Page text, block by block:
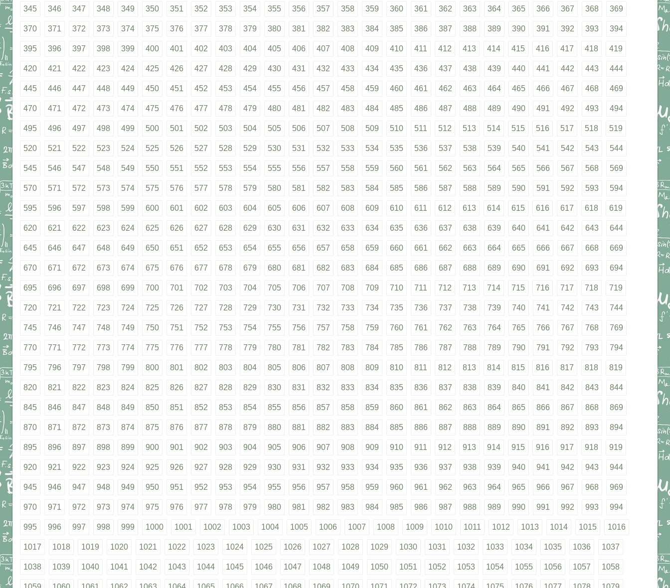
345 346 347 348 349 350 351 352 353 354 355 356 357 358 359 360 361 362 363 364 365 366 367 368 369
370 371 372 373 374 375 376 377 378 379 380 381 382 383 384 385 386 387 388 389 390 391 392 393 394
395 396 397 398 399 400 401 402 403 404 405 406 407 408 409 410 411 412 413 414 415 416 417 418 419
420 421 422 423 424 425 426 427 428 429 430 431 432 433 434 435 436 437 438 439 440 441 442 443 444
445 446 447 448 449 450 451 452 453 454 455 456 457 458 459 460 461 462 463 464 465 466 467 468 469
470 471 472 473 474 475 476 477 478 479 480 481 482 483 484 485 486 487 488 489 490 491 492 493 494
495 496 497 498 499 500 501 502 503 504 505 506 507 508 509 510 511 512 513 514 515 516 517 518 519
520 521 522 523 524 525 526 527 528 529 530 531 532 533 534 535 536 537 538 539 540 541 542 543 544
545 546 547 548 549 550 551 552 553 554 555 556 557 558 559 560 561 562 563 564 565 566 567 568 569
570 571 572 573 574 575 576 577 578 579 580 581 582 583 584 585 586 587 588 589 590 591 592 593 594
595 596 597 598 599 600 601 602 603 604 605 606 607 608 609 610 611 612 613 614 615 616 617 618 619
620 621 622 623 624 625 626 627 628 629 630 631 632 633 634 635 636 637 638 639 640 641 642 643 644
645 646 647 648 649 650 651 652 653 654 655 656 657 658 659 660 661 662 663 664 665 666 667 668 669
670 671 672 673 674 675 676 677 678 679 680 681 682 683 684 685 686 687 688 689 690 691 692 693 694
695 696 697 698 699 700 701 702 703 704 705 706 707 708 709 710 711 712 713 714 715 716 717 718 719
720 721 722 723 724 725 726 727 728 729 730 731 732 733 734 735 736 737 738 739 740 741 742 743 744
745 746 747 748 749 750 751 752 753 754 755 756 757 758 759 760 761 762 763 764 765 766 767 768 769
770 771 772 773 774 775 776 777 778 779 780 781 782 783 784 785 786 787 788 789 790 791 792 793 794
795 796 797 798 799 800 801 802 803 804 805 806 807 808 809 810 811 812 813 814 815 816 817 818 819
820 821 822 823 824 825 826 827 828 829 830 831 832 833 834 835 836 837 838 839 840 841 842 843 844
845 846 847 848 849 850 851 852 853 854 855 856 857 858 859 860 861 862 863 864 865 866 867 868 869
870 871 872 873 874 875 876 877 878 879 880 881 882 883 884 885 886 887 888 889 890 891 892 893 894
895 896 897 898 899 900 901 902 903 904 905 906 907 908 909 910 911 912 913 914 915 916 917 918 919
920 921 922 923 924 925 926 927 928 929 930 931 932 933 934 935 936 937 938 939 940 941 942 943 944
945 946 947 948 949 950 951 952 953 954 955 956 957 958 959 960 961 962 963 964 965 966 967 968 969
970 971 972 973 974 975 976 977 978 979 980 981 982 983 984 985 986 987 988 989 990 991 992 993 994
995 996 997 998 999 1000 1001 1002 1003 1004 1005 1006 1007 1008 1009 1010 1011 1012 1013 1014 1015 1016
1017 1018 1019 1020 1021 1022 1023 1024 1025 1026 1027 1028 1029 1030 1031 1032 1033 1034 1035 1036 1037
1038 1039 1040 1041 1042 1043 1044 1045 1046 1047 1048 1049 1050 1051 1052 1053 1054 1055 1056 1057 1058